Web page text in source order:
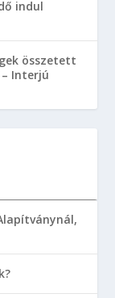
indul
összetett
Interjú